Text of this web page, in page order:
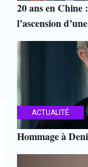
20 ans en Chine
l’ascension
ACTUALITÉ
Hommage à